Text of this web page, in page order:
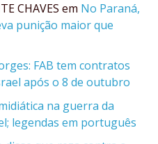
CHAVES em No Paraná,
punição maior que
FAB tem contratos
após o 8 de outubro
na guerra da
legendas em português